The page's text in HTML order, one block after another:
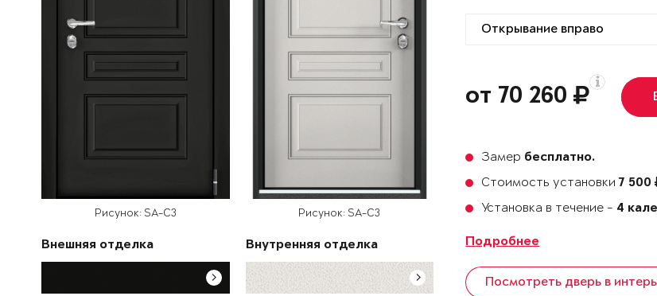
Рисунок: SA-C3
Внешняя отделка
Рисунок: SA-C3
Внутренняя отделка
от 70 260
Замер бесплатно.
Стоимость установки7 500
Установка в течение - 4
Подробнее
Посмотреть дверь в